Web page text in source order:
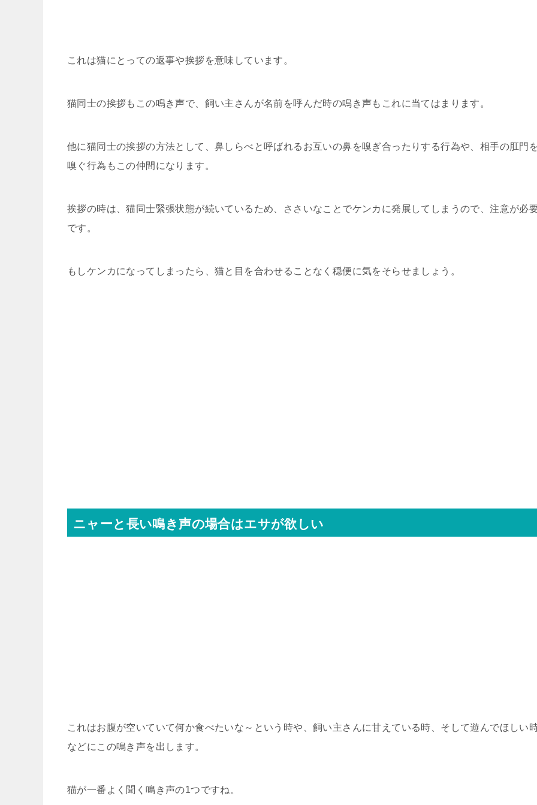
これは猫にとっての返事や挨拶を意味しています。
猫同士の挨拶もこの鳴き声で、飼い主さんが名前を呼んだ時の鳴き声もこれに当てはまります。
他に猫同士の挨拶の方法として、鼻しらべと呼ばれるお互いの鼻を嗅ぎ合ったりする行為や、相手の肛門
嗅ぐ行為もこの仲間になります。
挨拶の時は、猫同士緊張状態が続いているため、ささいなことでケンカに発展してしまうので、注意が必
です。
もしケンカになってしまったら、猫と目を合わせることなく穏便に気をそらせましょう。
ニャーと長い鳴き声の場合はエサが欲しい
これはお腹が空いていて何か食べたいな～という時や、飼い主さんに甘えている時、そして遊んでほしい
などにこの鳴き声を出します。
猫が一番よく聞く鳴き声の1つですね。